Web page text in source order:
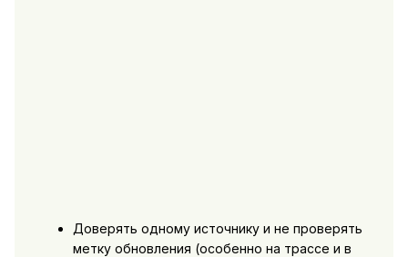
Доверять одному источнику и не проверять
метку обновления (особенно на трассе и в